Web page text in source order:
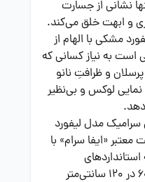
نشانی از جسارت
و ابهت خلق می‌کند.
مشکی با الهام از
به نیاز کسانی که
و ظرافتِ نانو
لوکس و بی‌نظیر
سرامیک مدل لیفورد
«ایفا سرام» با
سخت‌گیرانه تولید را در ابعاد 60 در 120 سانتی‌متر